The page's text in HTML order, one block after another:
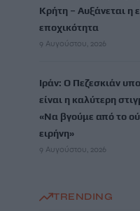
Κρήτη – Αυξάνεται η
εποχικότητα
9 Αυγούστου, 2026
Ιράν: Ο Πεζεσκιάν
είναι η καλύτερη
«Να βγούμε από το
ειρήνη»
9 Αυγούστου, 2026
TRENDING